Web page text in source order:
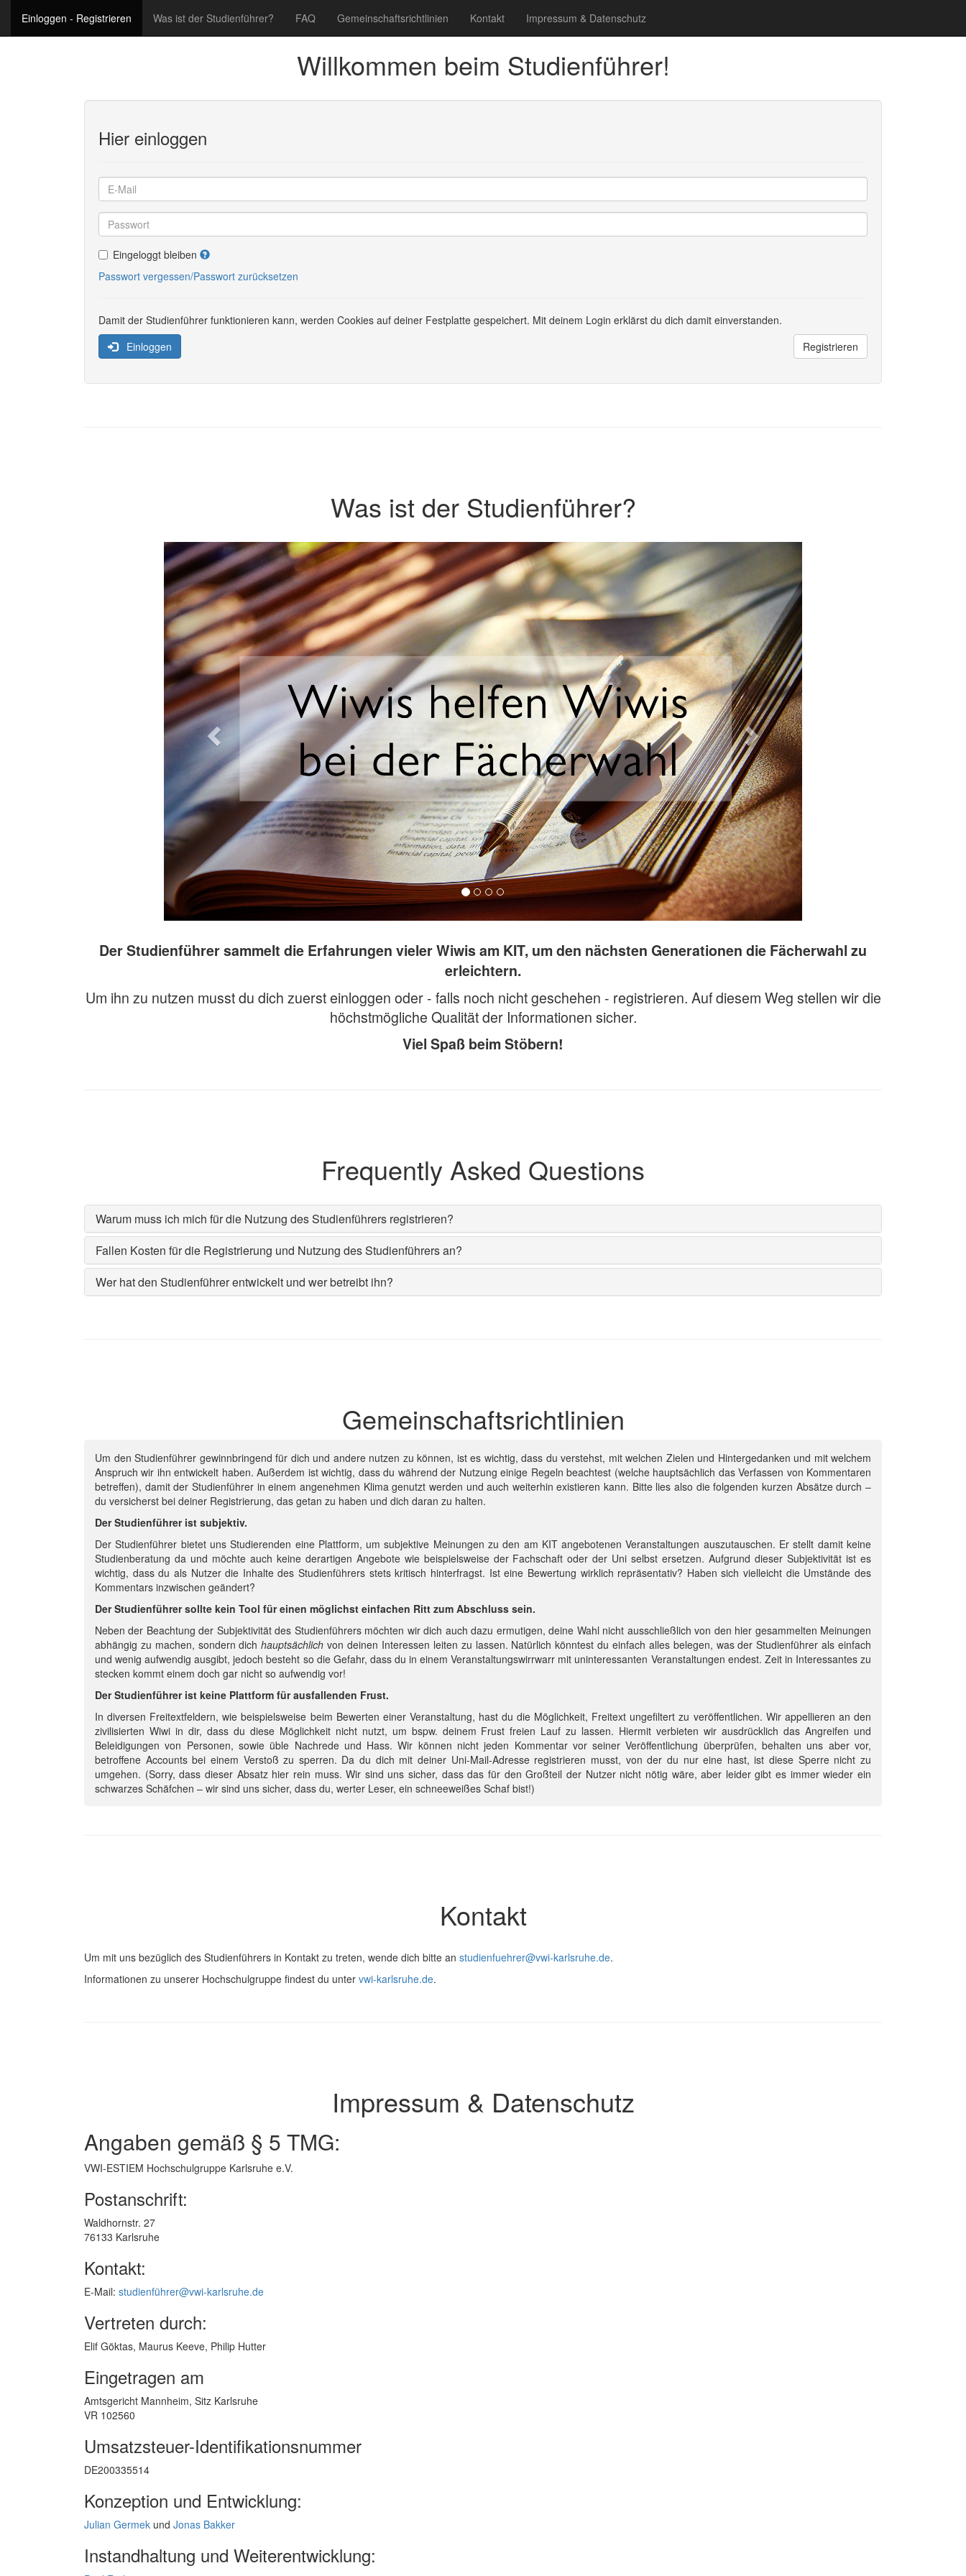
Einloggen - Registrieren Was ist der Studienführer? FAQ Gemeinschaftsrichtlinien Kontakt Impressum & Datenschutz
Willkommen beim Studienführer!
Hier einloggen
Eingeloggt bleiben
Passwort vergessen/Passwort zurücksetzen
Damit der Studienführer funktionieren kann, werden Cookies auf deiner Festplatte gespeichert. Mit deinem Login erklärst du dich damit einverstanden.
Einloggen
Registrieren
Was ist der Studienführer?
Previous
Der Studienführer sammelt die Erfahrungen vieler Wiwis am KIT, um den nächsten Generationen die Fächerwahl zu
erleichtern.
Um ihn zu nutzen musst du dich zuerst einloggen oder - falls noch nicht geschehen - registrieren. Auf diesem Weg stellen wir die
höchstmögliche Qualität der Informationen sicher.
Viel Spaß beim Stöbern!
Frequently Asked Questions
Warum muss ich mich für die Nutzung des Studienführers registrieren?
Fallen Kosten für die Registrierung und Nutzung des Studienführers an?
Wer hat den Studienführer entwickelt und wer betreibt ihn?
Gemeinschafts­richtlinien
Um den Studienführer gewinnbringend für dich und andere nutzen zu können, ist es wichtig, dass du verstehst, mit welchen Zielen und Hintergedanken und mit welchem
Anspruch wir ihn entwickelt haben. Außerdem ist wichtig, dass du während der Nutzung einige Regeln beachtest (welche hauptsächlich das Verfassen von Kommentaren
betreffen), damit der Studienführer in einem angenehmen Klima genutzt werden und auch weiterhin existieren kann. Bitte lies also die folgenden kurzen Absätze durch –
du versicherst bei deiner Registrierung, das getan zu haben und dich daran zu halten.
Der Studienführer ist subjektiv.
Der Studienführer bietet uns Studierenden eine Plattform, um subjektive Meinungen zu den am KIT angebotenen Veranstaltungen auszutauschen. Er stellt damit keine
Studienberatung da und möchte auch keine derartigen Angebote wie beispielsweise der Fachschaft oder der Uni selbst ersetzen. Aufgrund dieser Subjektivität ist es
wichtig, dass du als Nutzer die Inhalte des Studienführers stets kritisch hinterfragst. Ist eine Bewertung wirklich repräsentativ? Haben sich vielleicht die Umstände des
Kommentars inzwischen geändert?
Der Studienführer sollte kein Tool für einen möglichst einfachen Ritt zum Abschluss sein.
Neben der Beachtung der Subjektivität des Studienführers möchten wir dich auch dazu ermutigen, deine Wahl nicht ausschließlich von den hier gesammelten Meinungen
abhängig zu machen, sondern dichhauptsächlich von deinen Interessen leiten zu lassen. Natürlich könntest du einfach alles belegen, was der Studienführer als einfach
und wenig aufwendig ausgibt, jedoch besteht so die Gefahr, dass du in einem Veranstaltungswirrwarr mit uninteressanten Veranstaltungen endest. Zeit in Interessantes zu
stecken kommt einem doch gar nicht so aufwendig vor!
Der Studienführer ist keine Plattform für ausfallenden Frust.
In diversen Freitextfeldern, wie beispielsweise beim Bewerten einer Veranstaltung, hast du die Möglichkeit, Freitext ungefiltert zu veröffentlichen. Wir appellieren an den
zivilisierten Wiwi in dir, dass du diese Möglichkeit nicht nutzt, um bspw. deinem Frust freien Lauf zu lassen. Hiermit verbieten wir ausdrücklich das Angreifen und
Beleidigungen von Personen, sowie üble Nachrede und Hass. Wir können nicht jeden Kommentar vor seiner Veröffentlichung überprüfen, behalten uns aber vor,
betroffene Accounts bei einem Verstoß zu sperren. Da du dich mit deiner Uni-Mail-Adresse registrieren musst, von der du nur eine hast, ist diese Sperre nicht zu
umgehen. (Sorry, dass dieser Absatz hier rein muss. Wir sind uns sicher, dass das für den Großteil der Nutzer nicht nötig wäre, aber leider gibt es immer wieder ein
schwarzes Schäfchen – wir sind uns sicher, dass du, werter Leser, ein schneeweißes Schaf bist!)
Kontakt
Um mit uns bezüglich des Studienführers in Kontakt zu treten, wende dich bitte an studienfuehrer@vwi-karlsruhe.de.
Informationen zu unserer Hochschulgruppe findest du unter vwi-karlsruhe.de.
Impressum & Datenschutz
Angaben gemäß § 5 TMG:
VWI-ESTIEM Hochschulgruppe Karlsruhe e.V.
Postanschrift:
Waldhornstr. 27
76133 Karlsruhe
Kontakt:
E-Mail: studienführer@vwi-karlsruhe.de
Vertreten durch:
Elif Göktas, Maurus Keeve, Philip Hutter
Eingetragen am
Amtsgericht Mannheim, Sitz Karlsruhe
VR 102560
Umsatzsteuer-Identifikationsnummer
DE200335514
Konzeption und Entwicklung:
Julian Germek und Jonas Bakker
Instandhaltung und Weiterentwicklung: